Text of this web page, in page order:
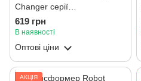
Changer серії
"Трансформери: Нове
покоління": Оптімус Прайм
619 грн
В наявності
Оптові ціни
АКЦІЯ